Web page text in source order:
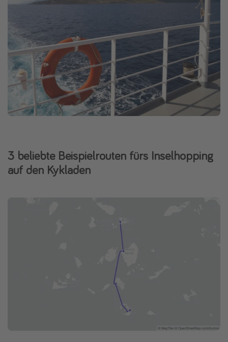
3 beliebte Beispielrouten fürs Inselhopping
auf den Kykladen